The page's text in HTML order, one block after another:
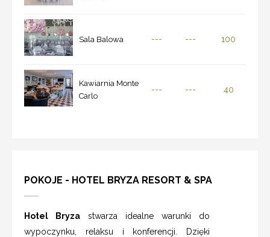
Sala Balowa --- --- 100
Kawiarnia Monte
Carlo
--- --- 40
POKOJE - HOTEL BRYZA RESORT & SPA
Hotel Bryza stwarza idealne warunki do
wypoczynku, relaksu i konferencji. Dzięki